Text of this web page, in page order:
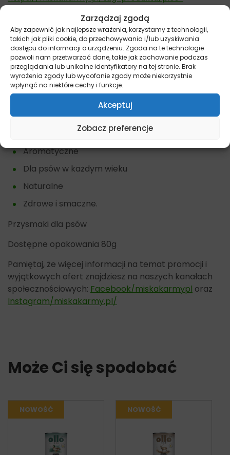
Zarządzaj zgodą
Aby zapewnić jak najlepsze wrażenia, korzystamy z technologii,
takich jak pliki cookie, do przechowywania i/lub uzyskiwania
dostępu do informacji o urządzeniu. Zgoda na te technologie
pozwoli nam przetwarzać dane, takie jak zachowanie podczas
przeglądania lub unikalne identyfikatory na tej stronie. Brak
wyrażenia zgody lub wycofanie zgody może niekorzystnie
wpłynąć na niektóre cechy i funkcje.
Akceptuj
Zobacz preferencje
Najważniejsze cechy przysmaków
Fish4Dogs Squid Bites
Bogate witaminy z grupy B i jod
Bogate w białko
Bez sztucznych dodatków i konserwantów.
Zalety przysmaków Fish4Dogs Squid Bites
Aromatyczne
Dla psów w każdym wieku
Naturalne
Zdrowe i smaczne.
Przysmaki dla psów
Dostępne opakowania 80g
Pamiętaj, że więcej informacji na temat promocji i
wyjątkowych ofert znajdziesz na naszych kanałach
społecznościowych: Facebook/miskakarmypl oraz
Instagram/miskakarmy.pl/
Może Ci się spodobać